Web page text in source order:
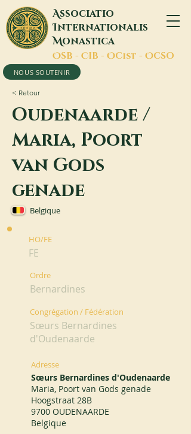
Associatio
Internationalis
Monastica
OSB - CIB - OCist - OCSO
NOUS SOUTENIR
< Retour
Oudenaarde /
Maria, Poort
van Gods
genade
Belgique
HO/FE
FE
Ordre
Bernardines
Congrégation / Fédération
Sœurs Bernardines
d'Oudenaarde
Adresse
Sœurs Bernardines d'Oudenaarde
Maria, Poort van Gods genade
Hoogstraat 28B
9700 OUDENAARDE
Belgique